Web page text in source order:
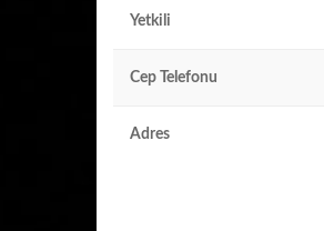
Yetkili
Cep Telefonu
Adres